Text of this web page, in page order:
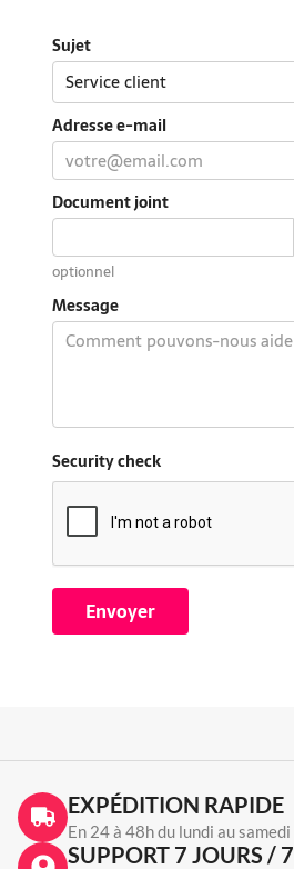
Sujet
Adresse e-mail
Document joint
optionnel
Message
Security check
EXPÉDITION RAPIDE
En 24 à 48h du lundi au samedi
SUPPORT 7 JOURS / 7